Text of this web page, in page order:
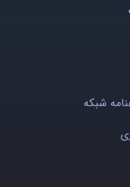
شبکه